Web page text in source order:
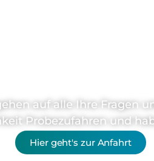
auf alle Ihre Fragen
Probezufahren und
Hier geht's zur Anfahrt